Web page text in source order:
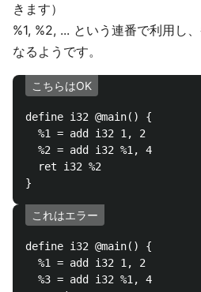
きます）
%1, %2, ... という連番で利用し
なるようです。
こちらはOK
define i32 @main() {
  %1 = add i32 1, 2
  %2 = add i32 %1, 4
  ret i32 %2
これはエラー
define i32 @main() {
  %1 = add i32 1, 2
  %3 = add i32 %1, 4